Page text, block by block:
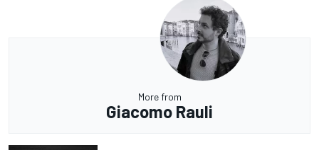
More from
Giacomo Rauli